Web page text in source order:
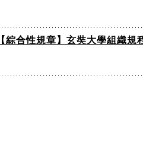
【綜合性規章】玄奘大學組織